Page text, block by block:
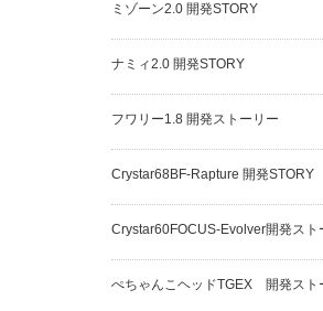
ミゾーン2.0 開発STORY
ナミィ2.0 開発STORY
フワリー1.8 開発ストーリー
Crystar68BF-Rapture 開発STORY
Crystar60FOCUS-Evolver開発スト
ぺちゃんこヘッドTGEX 開発スト